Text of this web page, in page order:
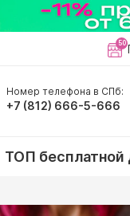
Номер телефона в СПб:
+7 (812) 666-5-666
ТОП бесплатной